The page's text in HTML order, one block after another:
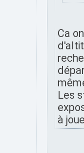
Ca
Les
à